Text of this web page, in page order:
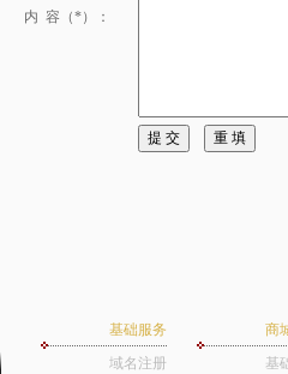
内 容（*）：
基础服务
域名注册
商
基